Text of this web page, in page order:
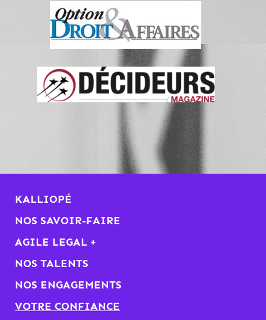
KALLIOPÉ
NOS SAVOIR-FAIRE
AGILE LEGAL +
NOS TALENTS
NOS ENGAGEMENTS
VOTRE CONFIANCE